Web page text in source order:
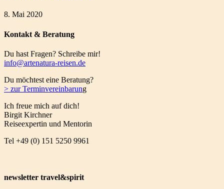
8. Mai 2020
Kontakt & Beratung
Du hast Fragen? Schreibe mir!
info@artenatura-reisen.de
Du möchtest eine Beratung?
> zur Terminvereinbarung
Ich freue mich auf dich!
Birgit Kirchner
Reiseexpertin und Mentorin
Tel +49 (0) 151 5250 9961
newsletter travel&spirit